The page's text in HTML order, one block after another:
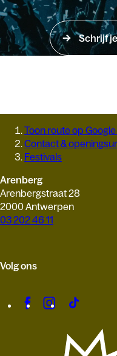
Schrijf
Toon route op
Contact &
Festivals
Arenberg
Arenbergstraat 28
2000 Antwerpen
03 202 46 11
Volg ons